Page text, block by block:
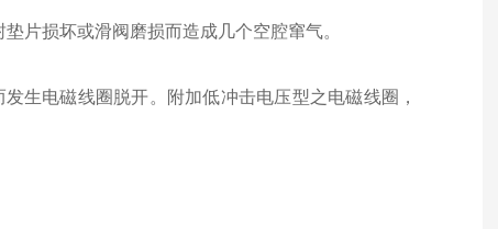
片损坏或滑阀磨损而造成几个空腔窜气。
生电磁线圈脱开。附加低冲击电压型之电磁线圈，